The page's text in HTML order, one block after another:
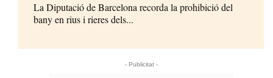
La Diputació de Barcelona recorda la prohibició del
bany en rius i rieres dels...
- Publicitat -